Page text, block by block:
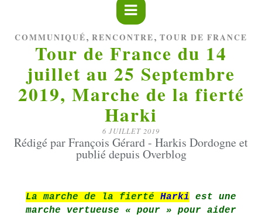
COMMUNIQUÉ, RENCONTRE, TOUR DE FRANCE
Tour de France du 14
juillet au 25 Septembre
2019, Marche de la fierté
Harki
6 JUILLET 2019
Rédigé par François Gérard - Harkis Dordogne et
publié depuis Overblog
La marche de la fierté Harki
est une
marche vertueuse « pour » pour aider